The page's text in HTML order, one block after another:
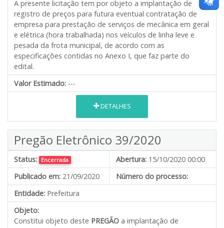
A presente licitação tem por objeto a implantação de
registro de preços para futura eventual contratação de
empresa para prestação de serviços de mecânica em geral
e elétrica (hora trabalhada) nos veículos de linha leve e
pesada da frota municipal, de acordo com as
especificações contidas no Anexo I, que faz parte do
edital.
Valor Estimado: ---
DETALHES
Pregão Eletrônico 39/2020
Status: Encerrada Abertura: 15/10/2020 00:00
Publicado em: 21/09/2020
Número do processo:
Entidade: Prefeitura
Objeto:
Constitui objeto deste PREGÃO a implantação de